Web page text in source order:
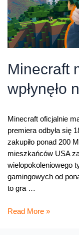
Minecraft
wpłynęło
Minecraft oficjalnie
premiera odbyła się
zakupiło ponad 200
mieszkańców USA
wielopokoleniowego
gamingowych od
to gra …
Minecraft
Read More »